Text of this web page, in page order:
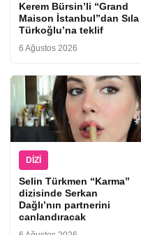
Kerem Bürsin’li “Grand
Maison İstanbul”dan Sıla
Türkoğlu’na teklif
6 Ağustos 2026
DIZI
Selin Türkmen “Karma”
dizisinde Serkan
Dağlı’nın partnerini
canlandıracak